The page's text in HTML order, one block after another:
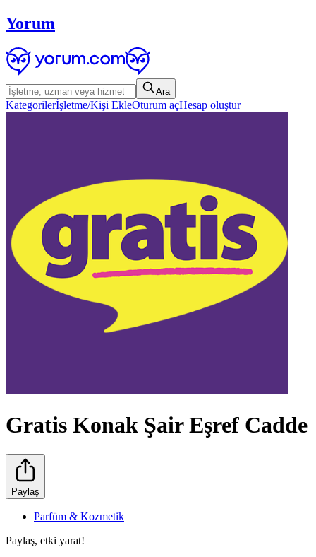
Yorum
Ara
Kategorilerİşletme/Kişi EkleOturum açHesap oluştur
Gratis Konak Şair Eşref Cadde
Paylaş
Parfüm & Kozmetik
Paylaş, etki yarat!